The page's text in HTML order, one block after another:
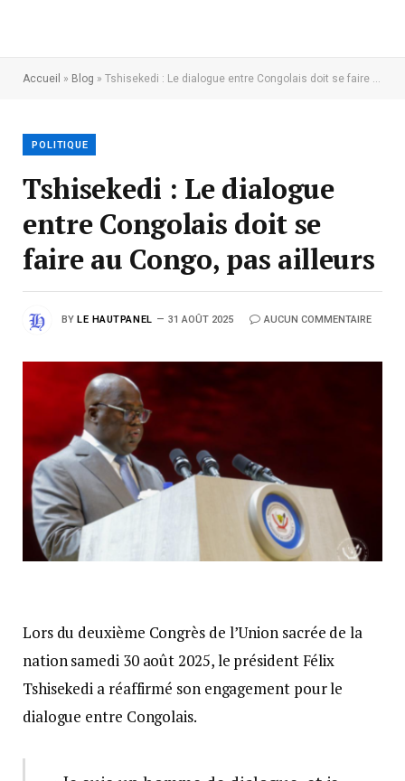
Accueil » Blog » Tshisekedi : Le dialogue entre Congolais doit se faire au Congo, pas ailleurs
POLITIQUE
Tshisekedi : Le dialogue
entre Congolais doit se
faire au Congo, pas ailleurs
BY LE HAUTPANEL 31 AOÛT 2025 AUCUN COMMENTAIRE
Lors du deuxième Congrès de l’Union sacrée de la
nation samedi 30 août 2025, le président Félix
Tshisekedi a réaffirmé son engagement pour le
dialogue entre Congolais.